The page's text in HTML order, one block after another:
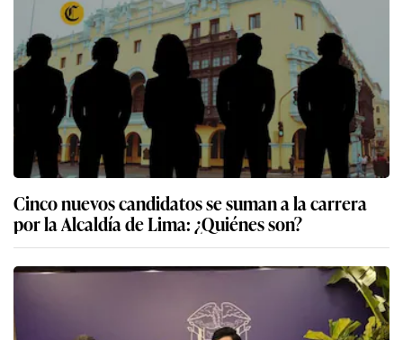
Cinco nuevos candidatos se suman a la carrera
por la Alcaldía de Lima: ¿Quiénes son?